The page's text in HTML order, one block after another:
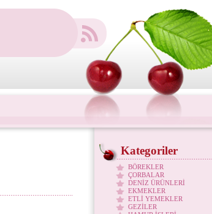
Kategoriler
BÖREKLER
ÇORBALAR
DENİZ ÜRÜNLERİ
EKMEKLER
ETLİ YEMEKLER
GEZİLER